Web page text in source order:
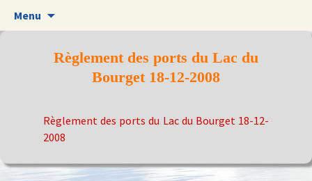
Menu
Règlement des ports du Lac du
Bourget 18-12-2008
Règlement des ports du Lac du Bourget 18-12-
2008